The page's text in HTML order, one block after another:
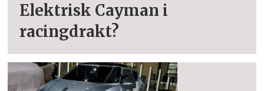
Elektrisk Cayman i
racingdrakt?